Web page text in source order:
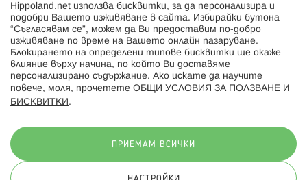
Hippoland.ro
Последвайте ни:
Hippoland.net използва бисквитки, за да персонализира и
подобри Вашето изживяване в сайта. Избирайки бутона
“Съгласявам се”, можем да Ви предоставим по-добро
изживяване по време на Вашето онлайн пазаруване.
Блокирането на определени типове бисквитки ще окаже
влияние върху начина, по който Ви доставяме
персонализирано съдържание. Ако искате да научите
повече, моля, прочетете ОБЩИ УСЛОВИЯ ЗА ПОЛЗВАНЕ И
БИСКВИТКИ .
ПРИЕМАМ ВСИЧКИ